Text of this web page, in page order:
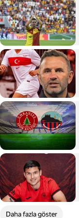
Daha fazla göster